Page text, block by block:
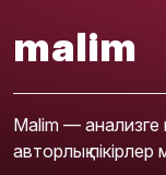
malim
Malim — анализге
авторлық